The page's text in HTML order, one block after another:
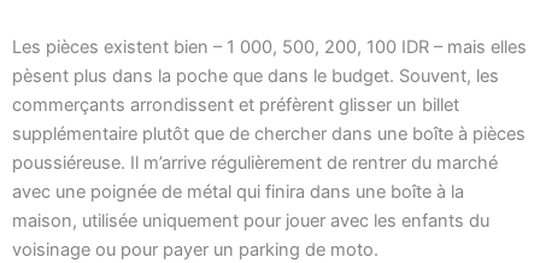
Les pièces existent bien – 1 000, 500, 200, 100 IDR – mais elles
pèsent plus dans la poche que dans le budget. Souvent, les
commerçants arrondissent et préfèrent glisser un billet
supplémentaire plutôt que de chercher dans une boîte à pièces
poussiéreuse. Il m’arrive régulièrement de rentrer du marché
avec une poignée de métal qui finira dans une boîte à la
maison, utilisée uniquement pour jouer avec les enfants du
voisinage ou pour payer un parking de moto.